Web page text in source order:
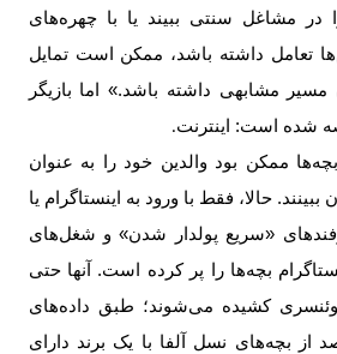
در مشاغل سنتی ببیند یا با چهره‌های
تعامل داشته باشد، ممکن است تمایل
مشابهی داشته باشد.» اما بازیگر
شده است: اینترنت.
ممکن بود والدین خود را به عنوان
حالا، فقط با ورود به اینستاگرام یا
«سریع پولدار شدن» و شغل‌های
بچه‌ها را پر کرده است. آنها حتی
کشیده می‌شوند؛ طبق داده‌های
از بچه‌های نسل آلفا با یک برند دارای